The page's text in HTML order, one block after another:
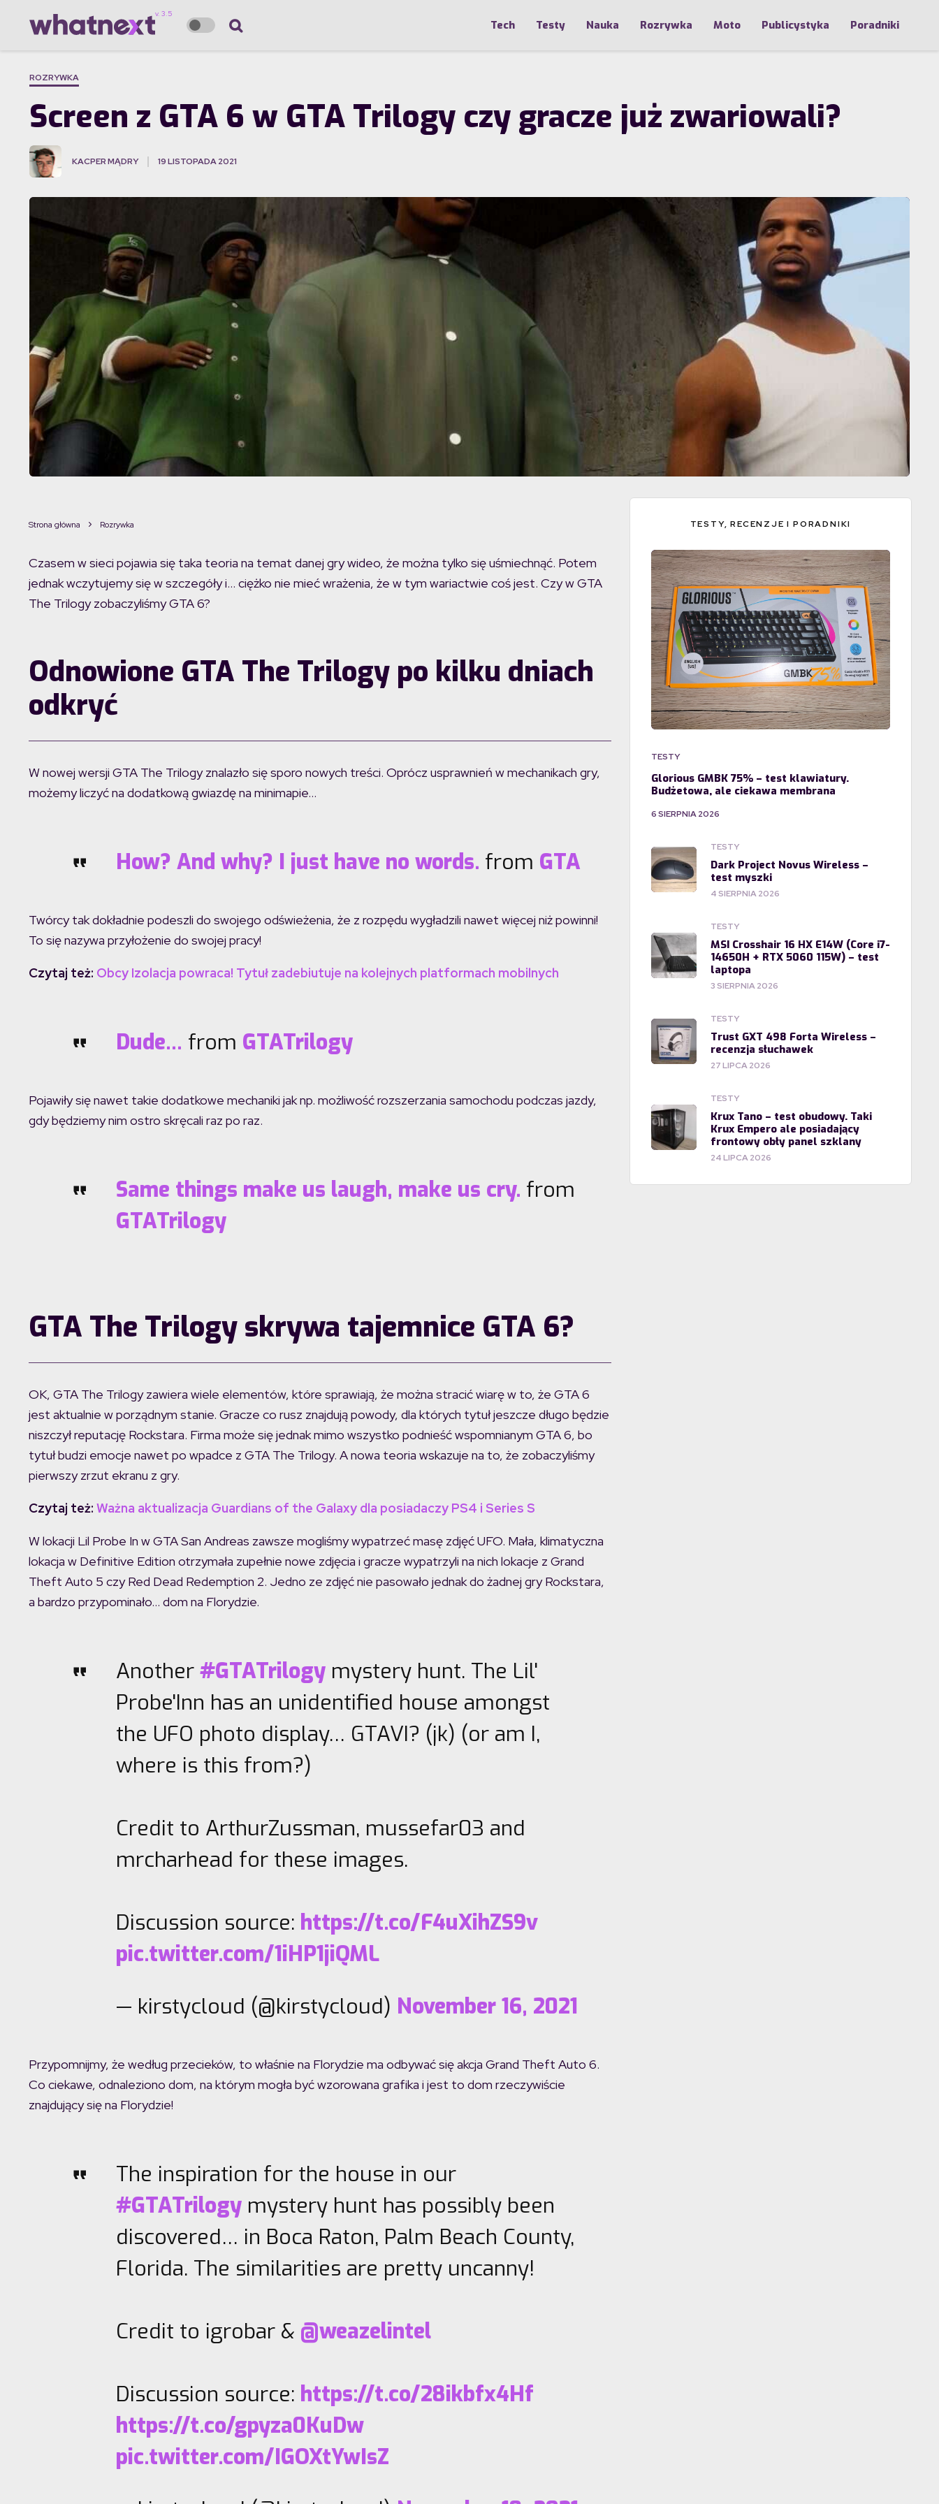
Tech Testy Nauka Rozrywka Moto Publicystyka Poradniki
ROZRYWKA
Screen z GTA 6 w GTA Trilogy czy gracze już zwariowali?
KACPER MĄDRY 19 LISTOPADA 2021
Strona główna Rozrywka
Czasem w sieci pojawia się taka teoria na temat danej gry wideo, że można tylko się uśmiechnąć. Potem
jednak wczytujemy się w szczegóły i… ciężko nie mieć wrażenia, że w tym wariactwie coś jest. Czy w GTA
The Trilogy zobaczyliśmy GTA 6?
Odnowione GTA The Trilogy po kilku dniach
odkryć
W nowej wersji GTA The Trilogy znalazło się sporo nowych treści. Oprócz usprawnień w mechanikach gry,
możemy liczyć na dodatkową gwiazdę na minimapie…
How? And why? I just have no words. from GTA
Twórcy tak dokładnie podeszli do swojego odświeżenia, że z rozpędu wygładzili nawet więcej niż powinni!
To się nazywa przyłożenie do swojej pracy!
Czytaj też: Obcy Izolacja powraca! Tytuł zadebiutuje na kolejnych platformach mobilnych
Dude… from GTATrilogy
Pojawiły się nawet takie dodatkowe mechaniki jak np. możliwość rozszerzania samochodu podczas jazdy,
gdy będziemy nim ostro skręcali raz po raz.
Same things make us laugh, make us cry. from
GTATrilogy
GTA The Trilogy skrywa tajemnice GTA 6?
OK, GTA The Trilogy zawiera wiele elementów, które sprawiają, że można stracić wiarę w to, że GTA 6
jest aktualnie w porządnym stanie. Gracze co rusz znajdują powody, dla których tytuł jeszcze długo będzie
niszczył reputację Rockstara. Firma może się jednak mimo wszystko podnieść wspomnianym GTA 6, bo
tytuł budzi emocje nawet po wpadce z GTA The Trilogy. A nowa teoria wskazuje na to, że zobaczyliśmy
pierwszy zrzut ekranu z gry.
Czytaj też: Ważna aktualizacja Guardians of the Galaxy dla posiadaczy PS4 i Series S
W lokacji Lil Probe In w GTA San Andreas zawsze mogliśmy wypatrzeć masę zdjęć UFO. Mała, klimatyczna
lokacja w Definitive Edition otrzymała zupełnie nowe zdjęcia i gracze wypatrzyli na nich lokacje z Grand
Theft Auto 5 czy Red Dead Redemption 2. Jedno ze zdjęć nie pasowało jednak do żadnej gry Rockstara,
a bardzo przypominało… dom na Florydzie.
Another#GTATrilogy mystery hunt. The Lil'
Probe'Inn has an unidentified house amongst
the UFO photo display… GTAVI? (jk) (or am I,
where is this from?)
Credit to ArthurZussman, mussefar03 and
mrcharhead for these images.
Discussion source: https://t.co/F4uXihZS9v
pic.twitter.com/1iHP1jiQML
— kirstycloud (@kirstycloud) November 16, 2021
Przypomnijmy, że według przecieków, to właśnie na Florydzie ma odbywać się akcja Grand Theft Auto 6.
Co ciekawe, odnaleziono dom, na którym mogła być wzorowana grafika i jest to dom rzeczywiście
znajdujący się na Florydzie!
The inspiration for the house in our
#GTATrilogy mystery hunt has possibly been
discovered… in Boca Raton, Palm Beach County,
Florida. The similarities are pretty uncanny!
Credit to igrobar & @weazelintel
Discussion source: https://t.co/28ikbfx4Hf
https://t.co/gpyza0KuDw
pic.twitter.com/IGOXtYwIsZ
TESTY, RECENZJE I PORADNIKI
TESTY
Glorious GMBK 75% – test klawiatury.
Budżetowa, ale ciekawa membrana
6 SIERPNIA 2026
TESTY
Dark Project Novus Wireless –
test myszki
4 SIERPNIA 2026
TESTY
MSI Crosshair 16 HX E14W (Core i7-
14650H + RTX 5060 115W) – test
laptopa
3 SIERPNIA 2026
TESTY
Trust GXT 498 Forta Wireless –
recenzja słuchawek
27 LIPCA 2026
TESTY
Krux Tano – test obudowy. Taki
Krux Empero ale posiadający
frontowy obły panel szklany
24 LIPCA 2026